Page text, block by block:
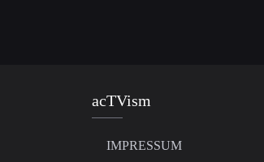
acTVism
IMPRESSUM